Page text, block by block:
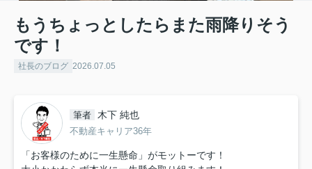
もうちょっとしたらまた雨降りそう
です！
社長のブログ 2026.07.05
筆者 木下 純也
不動産キャリア36年
「お客様のために一生懸命」がモットーです！